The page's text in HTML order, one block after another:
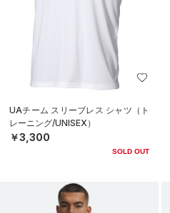
UAチーム スリーブレス シャツ（ト
レーニング/UNISEX）
￥3,300
SOLD OUT